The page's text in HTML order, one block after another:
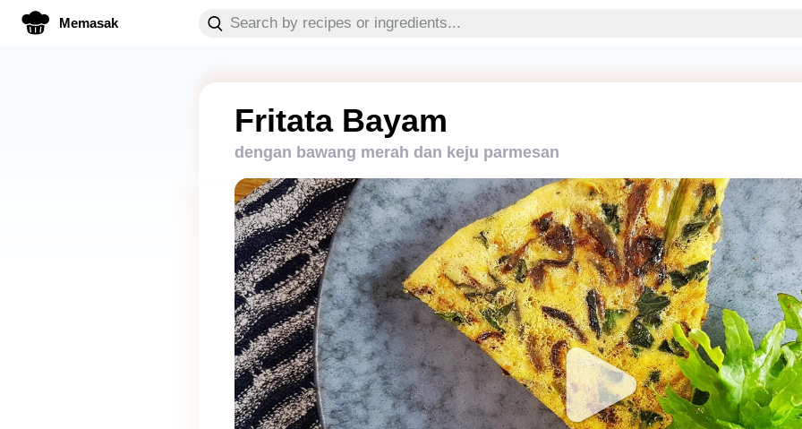
Memasak
Fritata Bayam
dengan bawang merah dan keju parmesan